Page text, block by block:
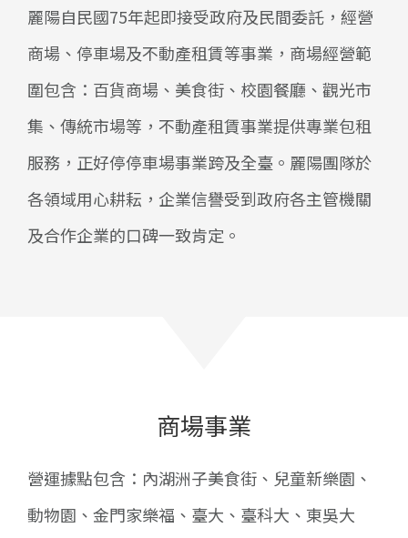
麗陽自民國75年起即接受政府及民間委託，經營
商場、停車場及不動產租賃等事業，商場經營範
圍包含：百貨商場、美食街、校園餐廳、觀光市
集、傳統市場等，不動產租賃事業提供專業包租
服務，正好停停車場事業跨及全臺。麗陽團隊於
各領域用心耕耘，企業信譽受到政府各主管機關
及合作企業的口碑一致肯定。
商場事業
營運據點包含：內湖洲子美食街、兒童新樂園、
動物園、金門家樂福、臺大、臺科大、東吳大